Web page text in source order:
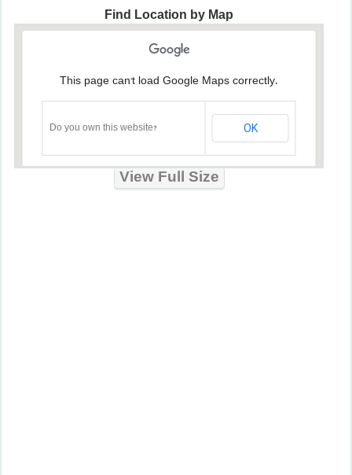
Find Location by Map
This page can't load Google Maps correctly.
Do you own this website? OK
View Full Size